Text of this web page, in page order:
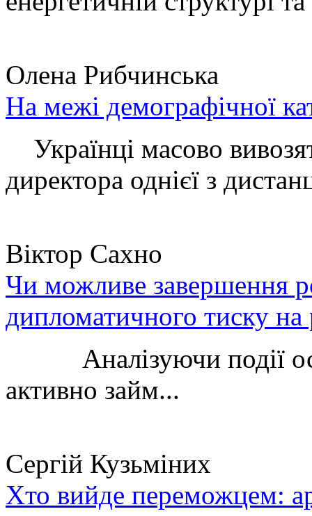
Олена Рибчинська
На межі демографічної
Українці масово
директора однієї з
Віктор Сахно
Чи можливе завершення
дипломатичного тиску
Аналізуючи події
активно займ...
Сергій Кузьміних
Хто вийде переможцем: